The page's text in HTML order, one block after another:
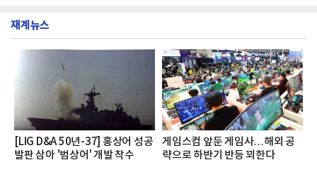
서도
영지원부 홍보팀과 2026년 새로이(e)＊가 공동 주관
쳐 진행됐다.참고로 새로이(e)는 NH농협캐피탈 MZ
세대들로(과장~계장) 구성된 자율 참여조직으로, 조
직문화 혁신과 업무 효율성 향상을 위한 다양한 활동
을 추진하며,새로운 변화와 이로운 영향력을 조직전
반에 전파하는 역할
재계뉴스
[LIG D&A 50년-37] 홍상어 성공
발판 삼아 '범상어' 개발 착수
게임스컴 앞둔 게임사…해외 공
략으로 하반기 반등 꾀한다